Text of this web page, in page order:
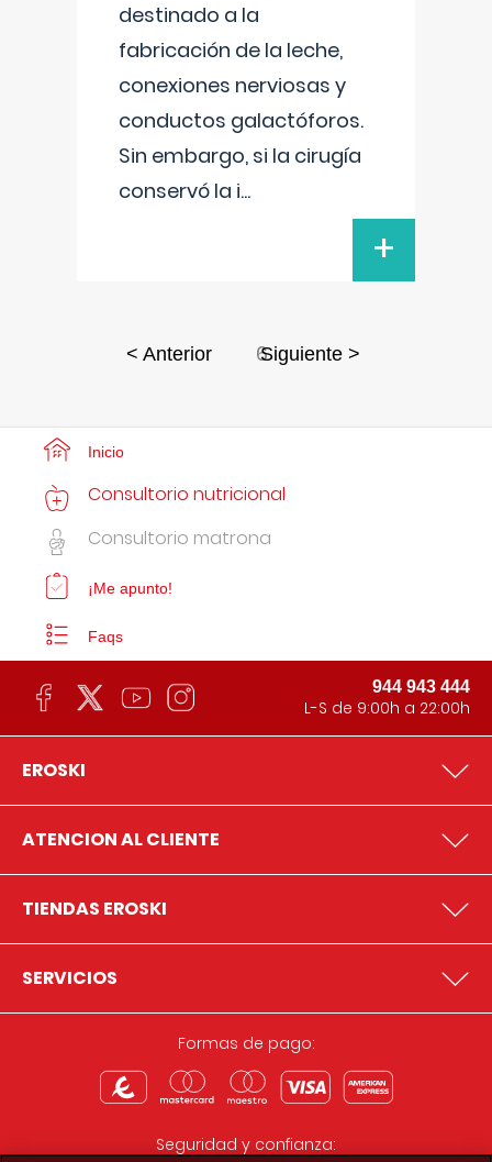
destinado a la
fabricación de la leche,
conexiones nerviosas y
conductos galactóforos.
Sin embargo, si la cirugía
conservó la i...
+
< Anterior 6Siguiente >
Inicio
Consultorio nutricional
Consultorio matrona
¡Me apunto!
Faqs
944 943 444
L-S de 9:00h a 22:00h
EROSKI
ATENCION AL CLIENTE
TIENDAS EROSKI
SERVICIOS
Formas de pago:
Seguridad y confianza: